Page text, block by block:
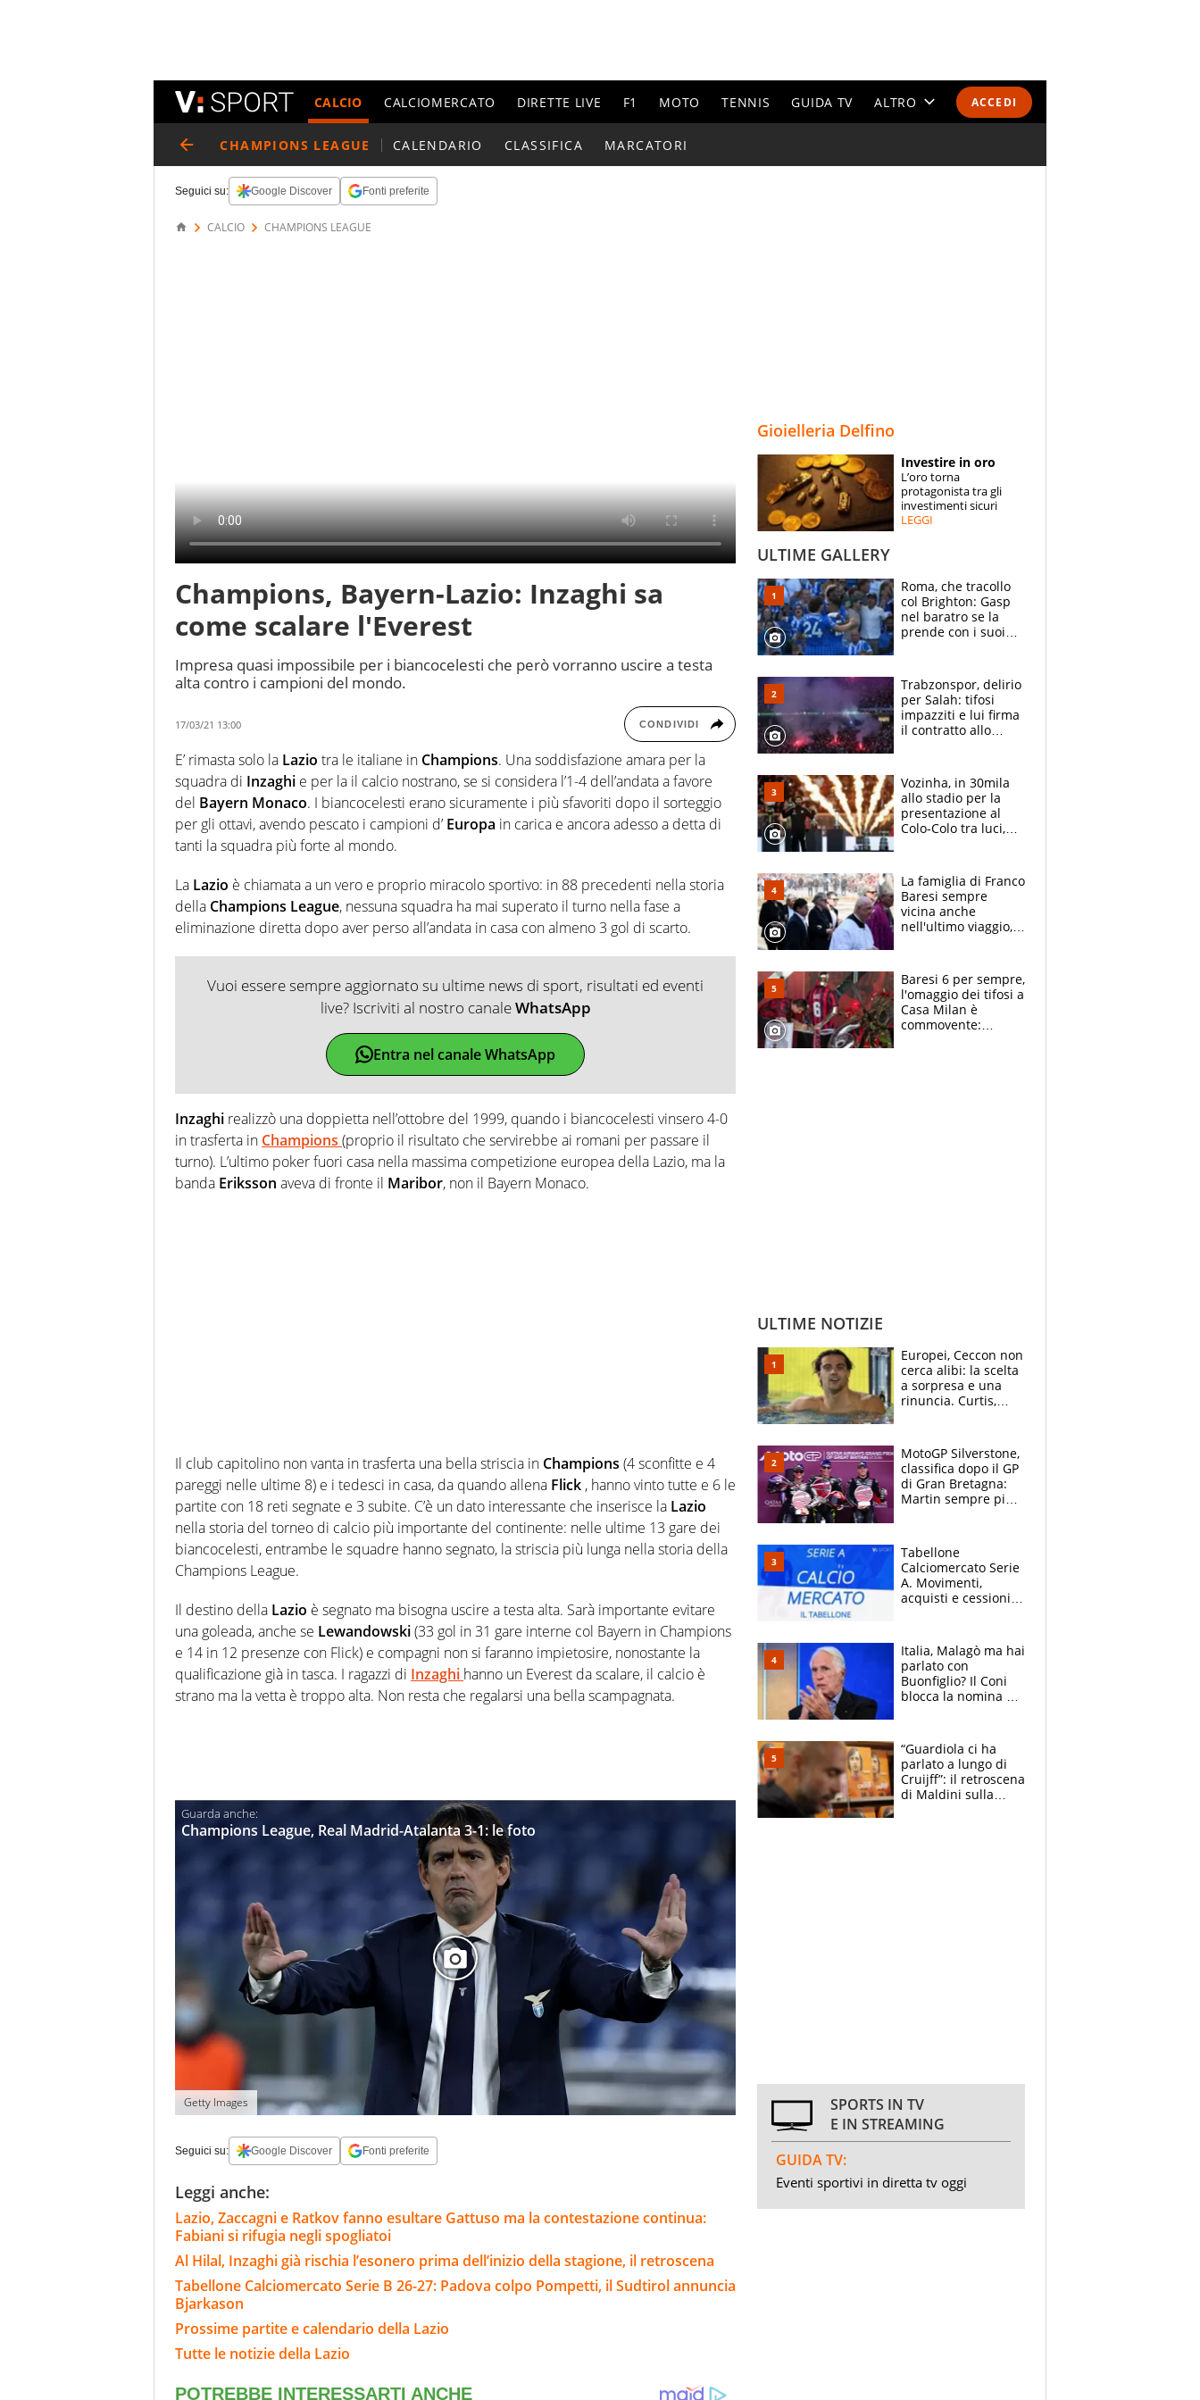
ACCEDI
CALCIO CALCIOMERCATO DIRETTE LIVE F1 MOTO TENNIS GUIDA TV ALTRO
ESPERTI
CONTATTI
CHAMPIONS LEAGUE CALENDARIO CLASSIFICA MARCATORI
Seguici su: Google Discover Fonti preferite
CALCIO CHAMPIONS LEAGUE
Champions, Bayern-Lazio: Inzaghi sa
come scalare l'Everest
Impresa quasi impossibile per i biancocelesti che però vorranno uscire a testa
alta contro i campioni del mondo.
17/03/21 13:00 CONDIVIDI
E’ rimasta solo la Lazio tra le italiane in Champions. Una soddisfazione amara per la
squadra di Inzaghi e per la il calcio nostrano, se si considera l’1-4 dell’andata a favore
del Bayern Monaco. I biancocelesti erano sicuramente i più sfavoriti dopo il sorteggio
per gli ottavi, avendo pescato i campioni d’ Europa in carica e ancora adesso a detta di
tanti la squadra più forte al mondo.
La Lazio è chiamata a un vero e proprio miracolo sportivo: in 88 precedenti nella storia
della Champions League, nessuna squadra ha mai superato il turno nella fase a
eliminazione diretta dopo aver perso all’andata in casa con almeno 3 gol di scarto.
Vuoi essere sempre aggiornato su ultime news di sport, risultati ed eventi
live? Iscriviti al nostro canaleWhatsApp
Entra nel canale WhatsApp
Inzaghi realizzò una doppietta nell’ottobre del 1999, quando i biancocelesti vinsero 4-0
in trasferta in Champions (proprio il risultato che servirebbe ai romani per passare il
turno). L’ultimo poker fuori casa nella massima competizione europea della Lazio, ma la
banda Eriksson aveva di fronte il Maribor, non il Bayern Monaco.
Il club capitolino non vanta in trasferta una bella striscia in Champions (4 sconfitte e 4
pareggi nelle ultime 8) e i tedesci in casa, da quando allena Flick , hanno vinto tutte e 6 le
partite con 18 reti segnate e 3 subite. C’è un dato interessante che inserisce la Lazio
nella storia del torneo di calcio più importante del continente: nelle ultime 13 gare dei
biancocelesti, entrambe le squadre hanno segnato, la striscia più lunga nella storia della
Champions League.
Il destino della Lazio è segnato ma bisogna uscire a testa alta. Sarà importante evitare
una goleada, anche se Lewandowski(33 gol in 31 gare interne col Bayern in Champions
e 14 in 12 presenze con Flick) e compagni non si faranno impietosire, nonostante la
qualificazione già in tasca. I ragazzi di Inzaghi hanno un Everest da scalare, il calcio è
strano ma la vetta è troppo alta. Non resta che regalarsi una bella scampagnata.
Champions League, Real Madrid-Atalanta 3-1: le foto
Getty Images
Seguici su: Google Discover Fonti preferite
Leggi anche:
Lazio, Zaccagni e Ratkov fanno esultare Gattuso ma la contestazione continua:
Fabiani si rifugia negli spogliatoi
Al Hilal, Inzaghi già rischia l’esonero prima dell’inizio della stagione, il retroscena
Tabellone Calciomercato Serie B 26-27: Padova colpo Pompetti, il Sudtirol annuncia
Bjarkason
Prossime partite e calendario della Lazio
Tutte le notizie della Lazio
Gioielleria Delfino
Investire in oro
L’oro torna
protagonista tra gli
investimenti sicuri
LEGGI
ULTIME GALLERY
Roma, che tracollo
col Brighton: Gasp
nel baratro se la
prende con i suoi
Trabzonspor, delirio
per Salah: tifosi
impazziti e lui firma
il contratto allo
Vozinha, in 30mila
allo stadio per la
presentazione al
Colo-Colo tra luci,
La famiglia di Franco
Baresi sempre
vicina anche
nell'ultimo viaggio,
circondati
dall'affetto dei tifosi
Baresi 6 per sempre,
l'omaggio dei tifosi a
Casa Milan è
commovente:
ULTIME NOTIZIE
Europei, Ceccon non
cerca alibi: la scelta
a sorpresa e una
rinuncia. Curtis,
c’è”
MotoGP Silverstone,
classifica dopo il GP
di Gran Bretagna:
Martin sempre più
Tabellone
Calciomercato Serie
A. Movimenti,
acquisti e cessioni:
Italia, Malagò ma hai
parlato con
Buonfiglio? Il Coni
blocca la nomina di
“Guardiola ci ha
parlato a lungo di
Cruijff”: il retroscena
di Maldini sulla
SPORTS IN TV
E IN STREAMING
GUIDA TV:
Eventi sportivi in diretta tv oggi